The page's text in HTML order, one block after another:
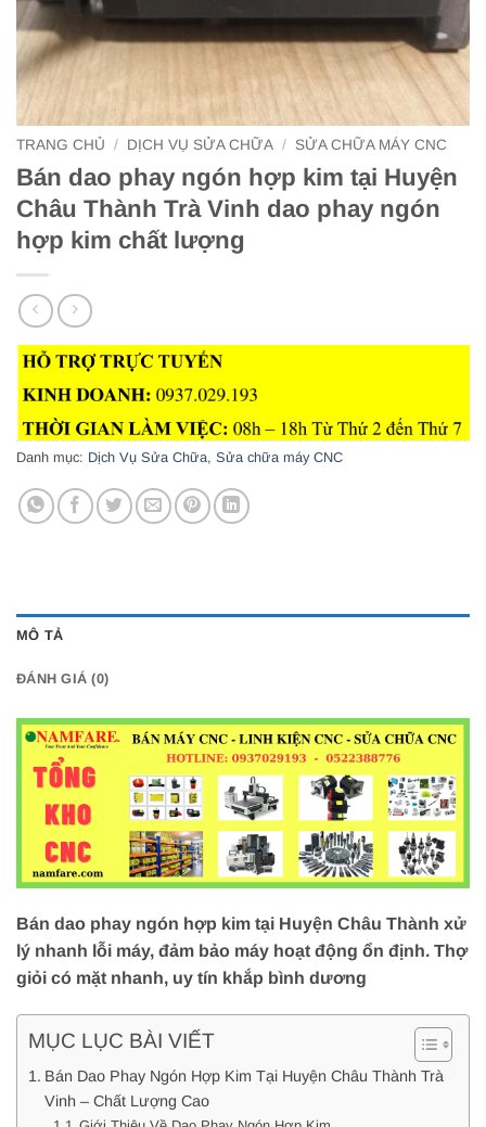
TRANG CHỦ / DỊCH VỤ SỬA CHỮA / SỬA CHỮA MÁY CNC
Bán dao phay ngón hợp kim tại Huyện
Châu Thành Trà Vinh dao phay ngón
hợp kim chất lượng
Danh mục: Dịch Vụ Sửa Chữa, Sửa chữa máy CNC
MÔ TẢ
ĐÁNH GIÁ (0)
Bán dao phay ngón hợp kim tại Huyện Châu Thành xử
lý nhanh lỗi máy, đảm bảo máy hoạt động ổn định. Thợ
giỏi có mặt nhanh, uy tín khắp bình dương
MỤC LỤC BÀI VIẾT
Bán Dao Phay Ngón Hợp Kim Tại Huyện Châu Thành Trà
Vinh – Chất Lượng Cao